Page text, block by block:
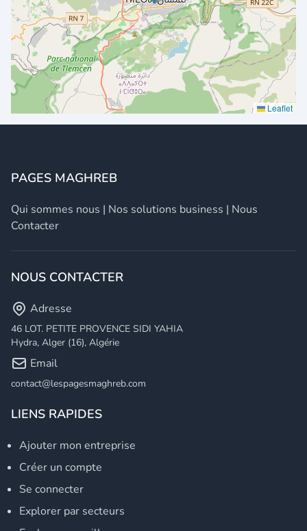
Leaflet
PAGES MAGHREB
Qui sommes nous | Nos solutions business | Nous
Contacter
NOUS CONTACTER
Adresse
46 LOT. PETITE PROVENCE SIDI YAHIA
Hydra, Alger (16), Algérie
Email
contact@lespagesmaghreb.com
LIENS RAPIDES
Ajouter mon entreprise
Créer un compte
Se connecter
Explorer par secteurs